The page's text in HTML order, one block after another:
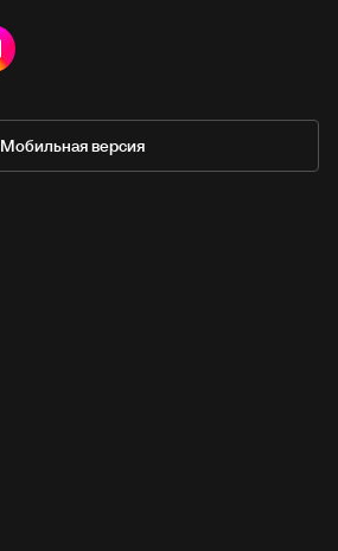
Мобильная версия